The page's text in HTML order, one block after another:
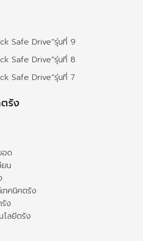
Safe Drive”รุ่นที่ 9
Safe Drive”รุ่นที่ 8
Safe Drive”รุ่นที่ 7
รัง
อด
น
ทคนิคตรัง
ง
โลยีตรัง